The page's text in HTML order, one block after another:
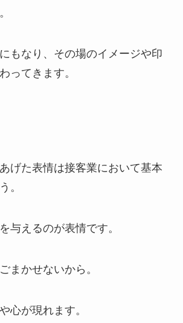
もなり、その場のイメージや印
ってきます。
げた表情は接客業において基本
。
与えるのが表情です。
まかせないから。
心が現れます。